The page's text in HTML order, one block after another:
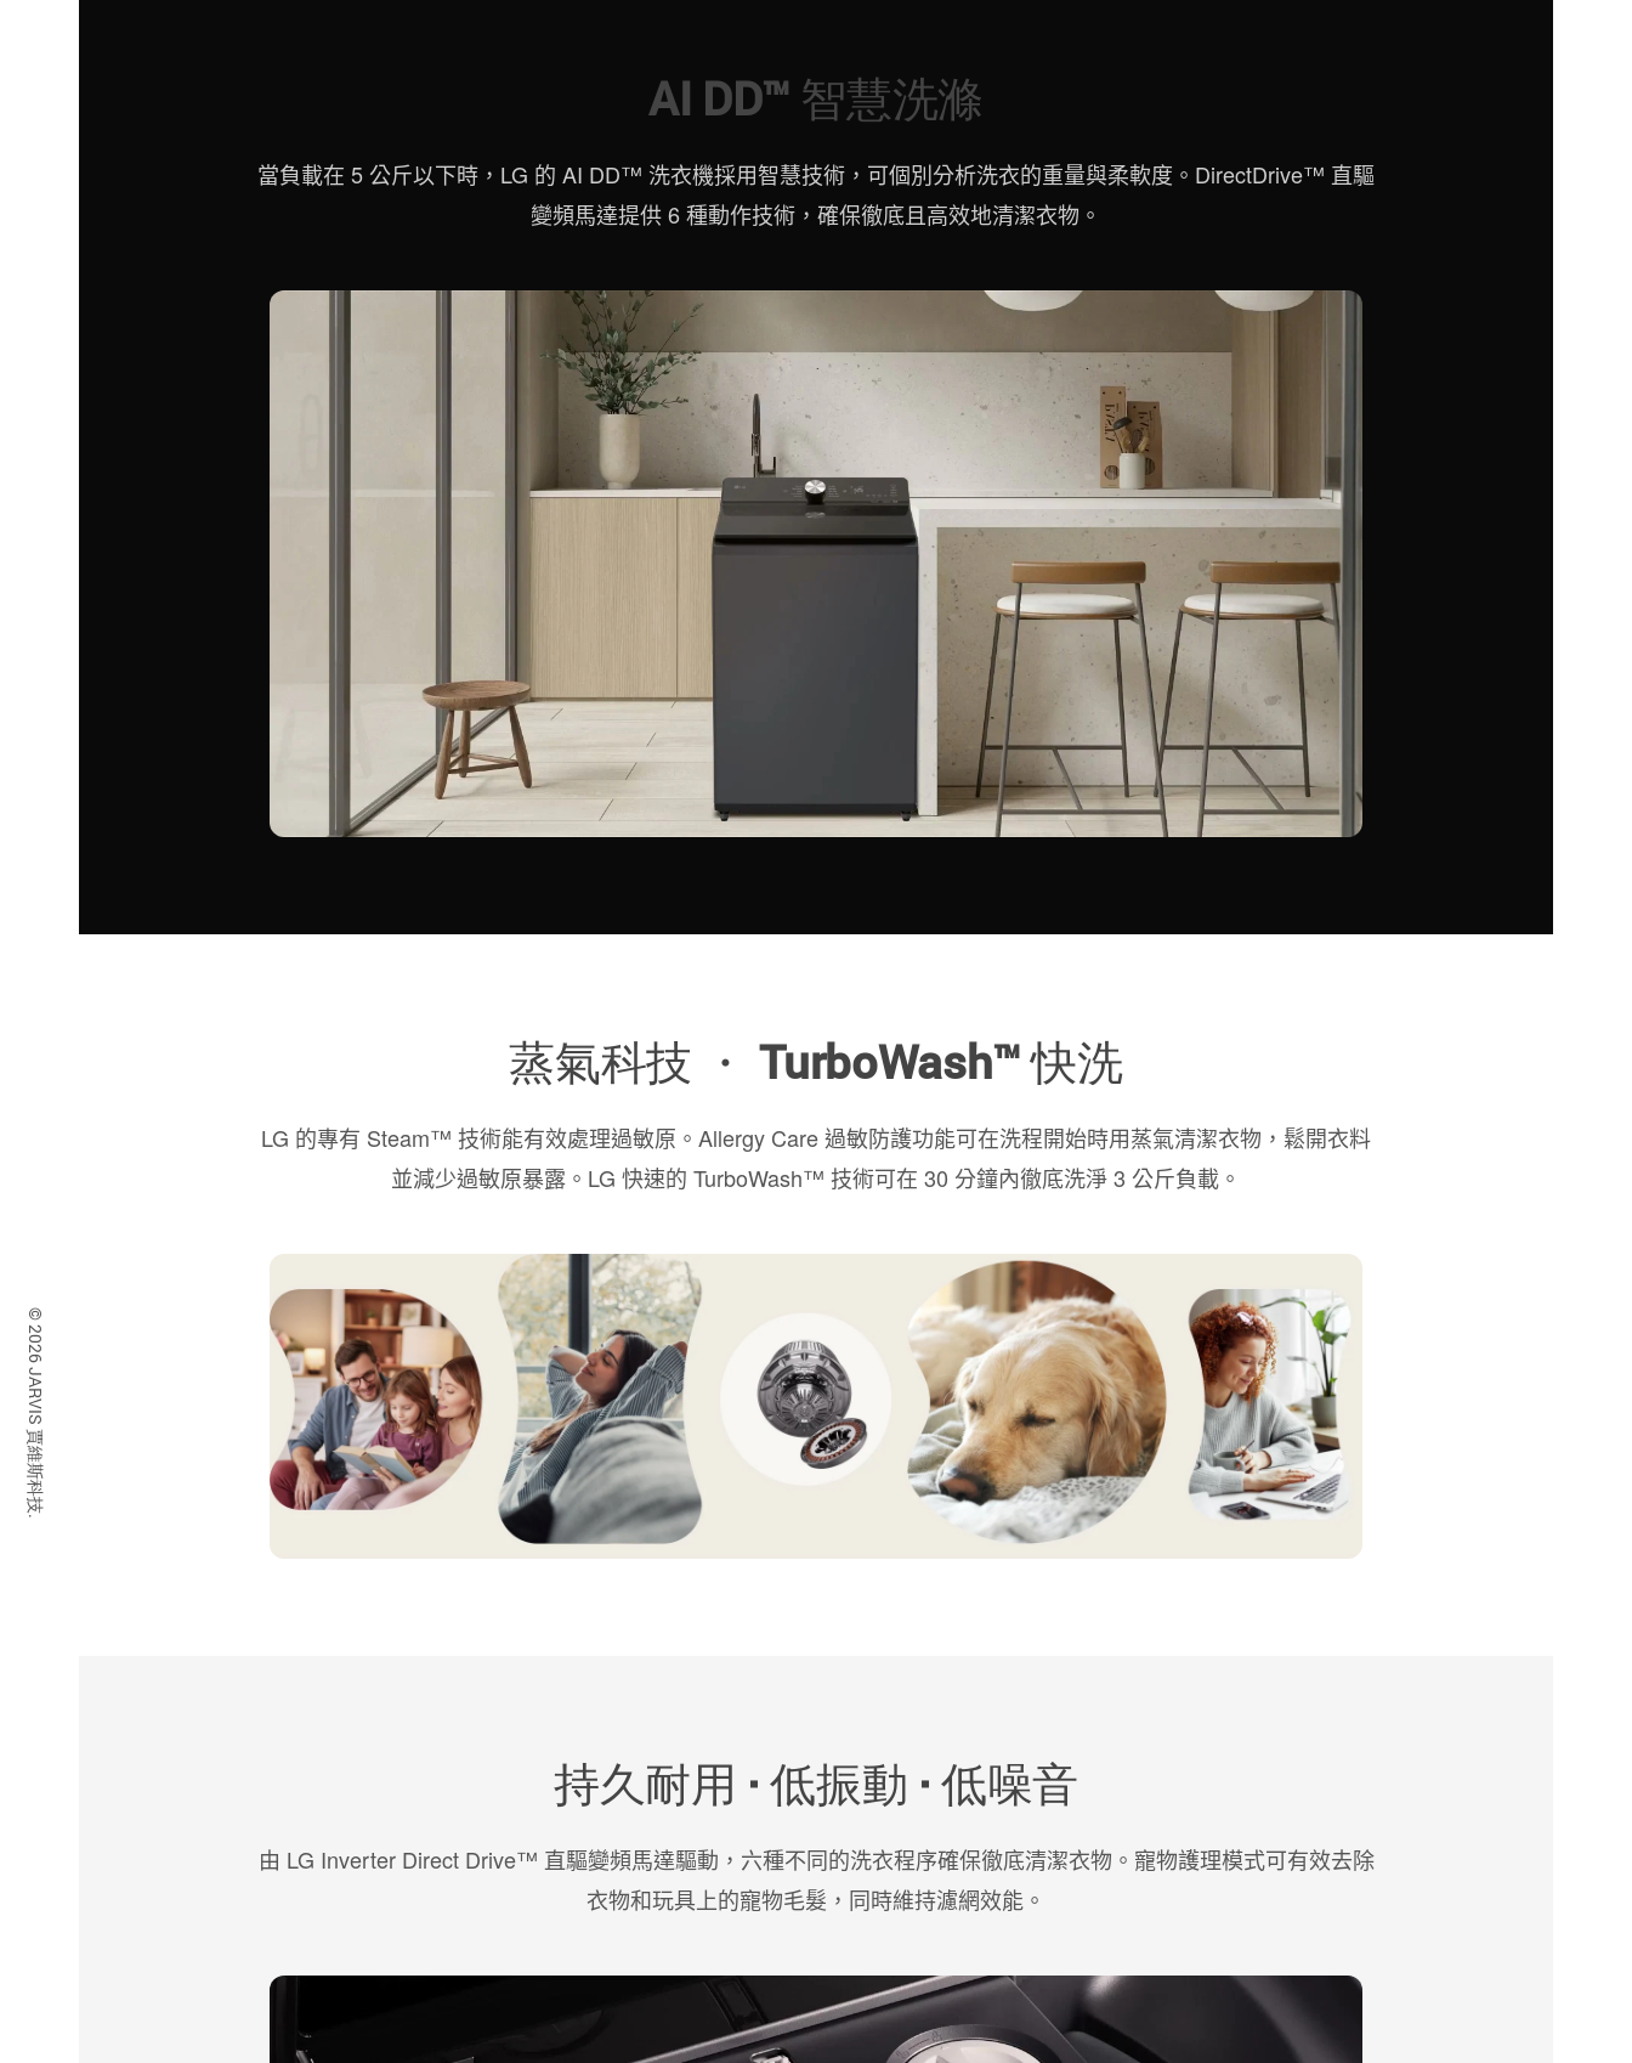
AI DD™ 智慧洗滌
當負載在 5 公斤以下時，LG 的 AI DD™ 洗衣機採用智慧技術，可個別分析洗衣的重量與柔軟度。DirectDrive™ 直驅
變頻馬達提供 6 種動作技術，確保徹底且高效地清潔衣物。
蒸氣科技 ・ TurboWash™ 快洗
LG 的專有 Steam™ 技術能有效處理過敏原。Allergy Care 過敏防護功能可在洗程開始時用蒸氣清潔衣物，鬆開衣料
並減少過敏原暴露。LG 快速的 TurboWash™ 技術可在 30 分鐘內徹底洗淨 3 公斤負載。
持久耐用 · 低振動 · 低噪音
由 LG Inverter Direct Drive™ 直驅變頻馬達驅動，六種不同的洗衣程序確保徹底清潔衣物。寵物護理模式可有效去除
衣物和玩具上的寵物毛髮，同時維持濾網效能。
© 2026 JARVIS 賈維斯科技.